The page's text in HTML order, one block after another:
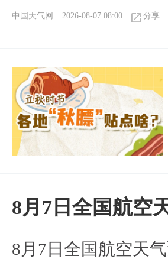
中国天气网 2026-08-07 08:00 分享
8月7日全国航空
8月7日全国航空天